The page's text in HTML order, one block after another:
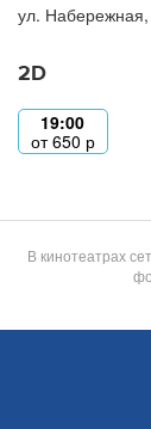
ул.
2D
19:00
от650 р
В кинотеатрах